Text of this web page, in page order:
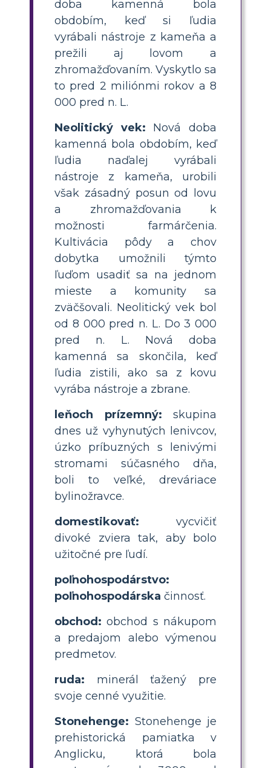
doba kamenná bola
obdobím, keď si ľudia
vyrábali nástroje z kameňa a
prežili aj lovom a
zhromažďovaním. Vyskytlo sa
to pred 2 miliónmi rokov a 8
000 pred n. L.
Neolitický vek: Nová doba
kamenná bola obdobím, keď
ľudia naďalej vyrábali
nástroje z kameňa, urobili
však zásadný posun od lovu
a zhromažďovania k
možnosti farmárčenia.
Kultivácia pôdy a chov
dobytka umožnili týmto
ľuďom usadiť sa na jednom
mieste a komunity sa
zväčšovali. Neolitický vek bol
od 8 000 pred n. L. Do 3 000
pred n. L. Nová doba
kamenná sa skončila, keď
ľudia zistili, ako sa z kovu
vyrába nástroje a zbrane.
leňoch prízemný: skupina
dnes už vyhynutých lenivcov,
úzko príbuzných s lenivými
stromami súčasného dňa,
boli to veľké, dreváriace
bylinožravce.
domestikovať: vycvičiť
divoké zviera tak, aby bolo
užitočné pre ľudí.
poľnohospodárstvo:
poľnohospodárska činnosť.
obchod: obchod s nákupom
a predajom alebo výmenou
predmetov.
ruda: minerál ťažený pre
svoje cenné využitie.
Stonehenge: Stonehenge je
prehistorická pamiatka v
Anglicku, ktorá bola